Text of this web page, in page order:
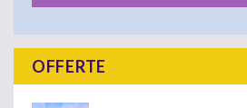
OFFERTE